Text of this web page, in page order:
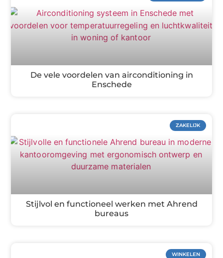
De vele voordelen van airconditioning in
Enschede
ZAKELIJK
Stijlvol en functioneel werken met Ahrend
bureaus
WINKELEN